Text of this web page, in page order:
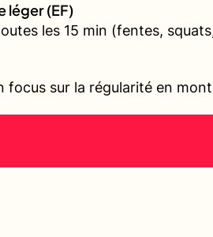
léger (EF)
les 15 min (fentes,
focus sur la régularité en